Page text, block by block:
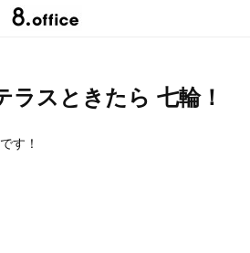
ラスときたら 七輪！
す！